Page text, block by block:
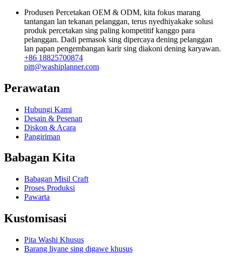
Produsen Percetakan OEM & ODM, kita fokus marang
tantangan lan tekanan pelanggan, terus nyedhiyakake solusi
produk percetakan sing paling kompetitif kanggo para
pelanggan. Dadi pemasok sing dipercaya dening pelanggan
lan papan pengembangan karir sing diakoni dening karyawan.
+86 18825700874
pitt@washiplanner.com
Perawatan
Hubungi Kami
Desain & Pesenan
Diskon & Acara
Pangiriman
Babagan Kita
Babagan Misil Craft
Proses Produksi
Pawarta
Kustomisasi
Pita Washi Khusus
Barang liyane sing digawe khusus